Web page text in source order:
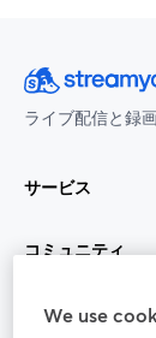
ライブ配信と録
サービス
コミュニティ
StreamYard：
We use